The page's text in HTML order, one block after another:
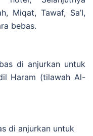
Miqat, Tawaf, Sa’I,
bebas.
di anjurkan untuk
Haram (tilawah Al-
di anjurkan untuk